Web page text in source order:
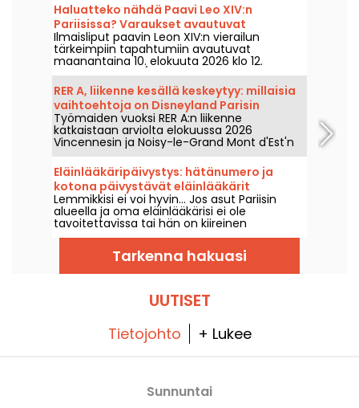
Haluatteko nähdä Paavi Leo XIV:n
Pariisissa? Varaukset avautuvat
huomenna, olkaa valmiita!
Ilmaisliput paavin Leon XIV:n vierailun
tärkeimpiin tapahtumiin avautuvat
maanantaina 10. elokuuta 2026 klo 12.
Ilmoittautumis-/vahvistusalusta, pääsy
ilman varauksia: tässä kaikki, mitä kannattaa
tietää ennen paikan hakemista.
RER A, liikenne kesällä keskeytyy: millaisia
vaihtoehtoja on Disneyland Parisin
saavuttamiseen?
Työmaiden vuoksi RER A:n liikenne
katkaistaan arviolta elokuussa 2026
Vincennesin ja Noisy-le-Grand Mont d'Est'n
välillä. Entä mitkä ovat julkisen liikenteen
vaihtoehdot päästä Disneyland Parisin
puistoon? Tässä vastaukset.
Eläinlääkäripäivystys: hätänumero ja
kotona päivystävät eläinlääkärit
lemmikillesi
Lemmikkisi ei voi hyvin... Jos asut Pariisin
alueella ja oma eläinlääkärisi ei ole
tavoitettavissa tai hän on kiireinen
hätätilanteissa, on olemassa erityinen
numero ja verkkosivusto, joilla voit ottaa
yhteyttä mahdollisimman nopeasti kotiin
tuleviin eläinlääkäreihin.
Tarkenna hakuasi
UUTISET
Tietojohto + Lukee
Sunnuntai